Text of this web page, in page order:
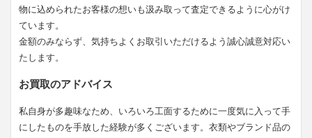
物に込められたお客様の想いも汲み取って査定できるように心がけ
ています。
金額のみならず、気持ちよくお取引いただけるよう誠心誠意対応い
たします。
お買取のアドバイス
私自身が多趣味なため、いろいろ工面するために一度気に入って手
にしたものを手放した経験が多くございます。衣類やブランド品の